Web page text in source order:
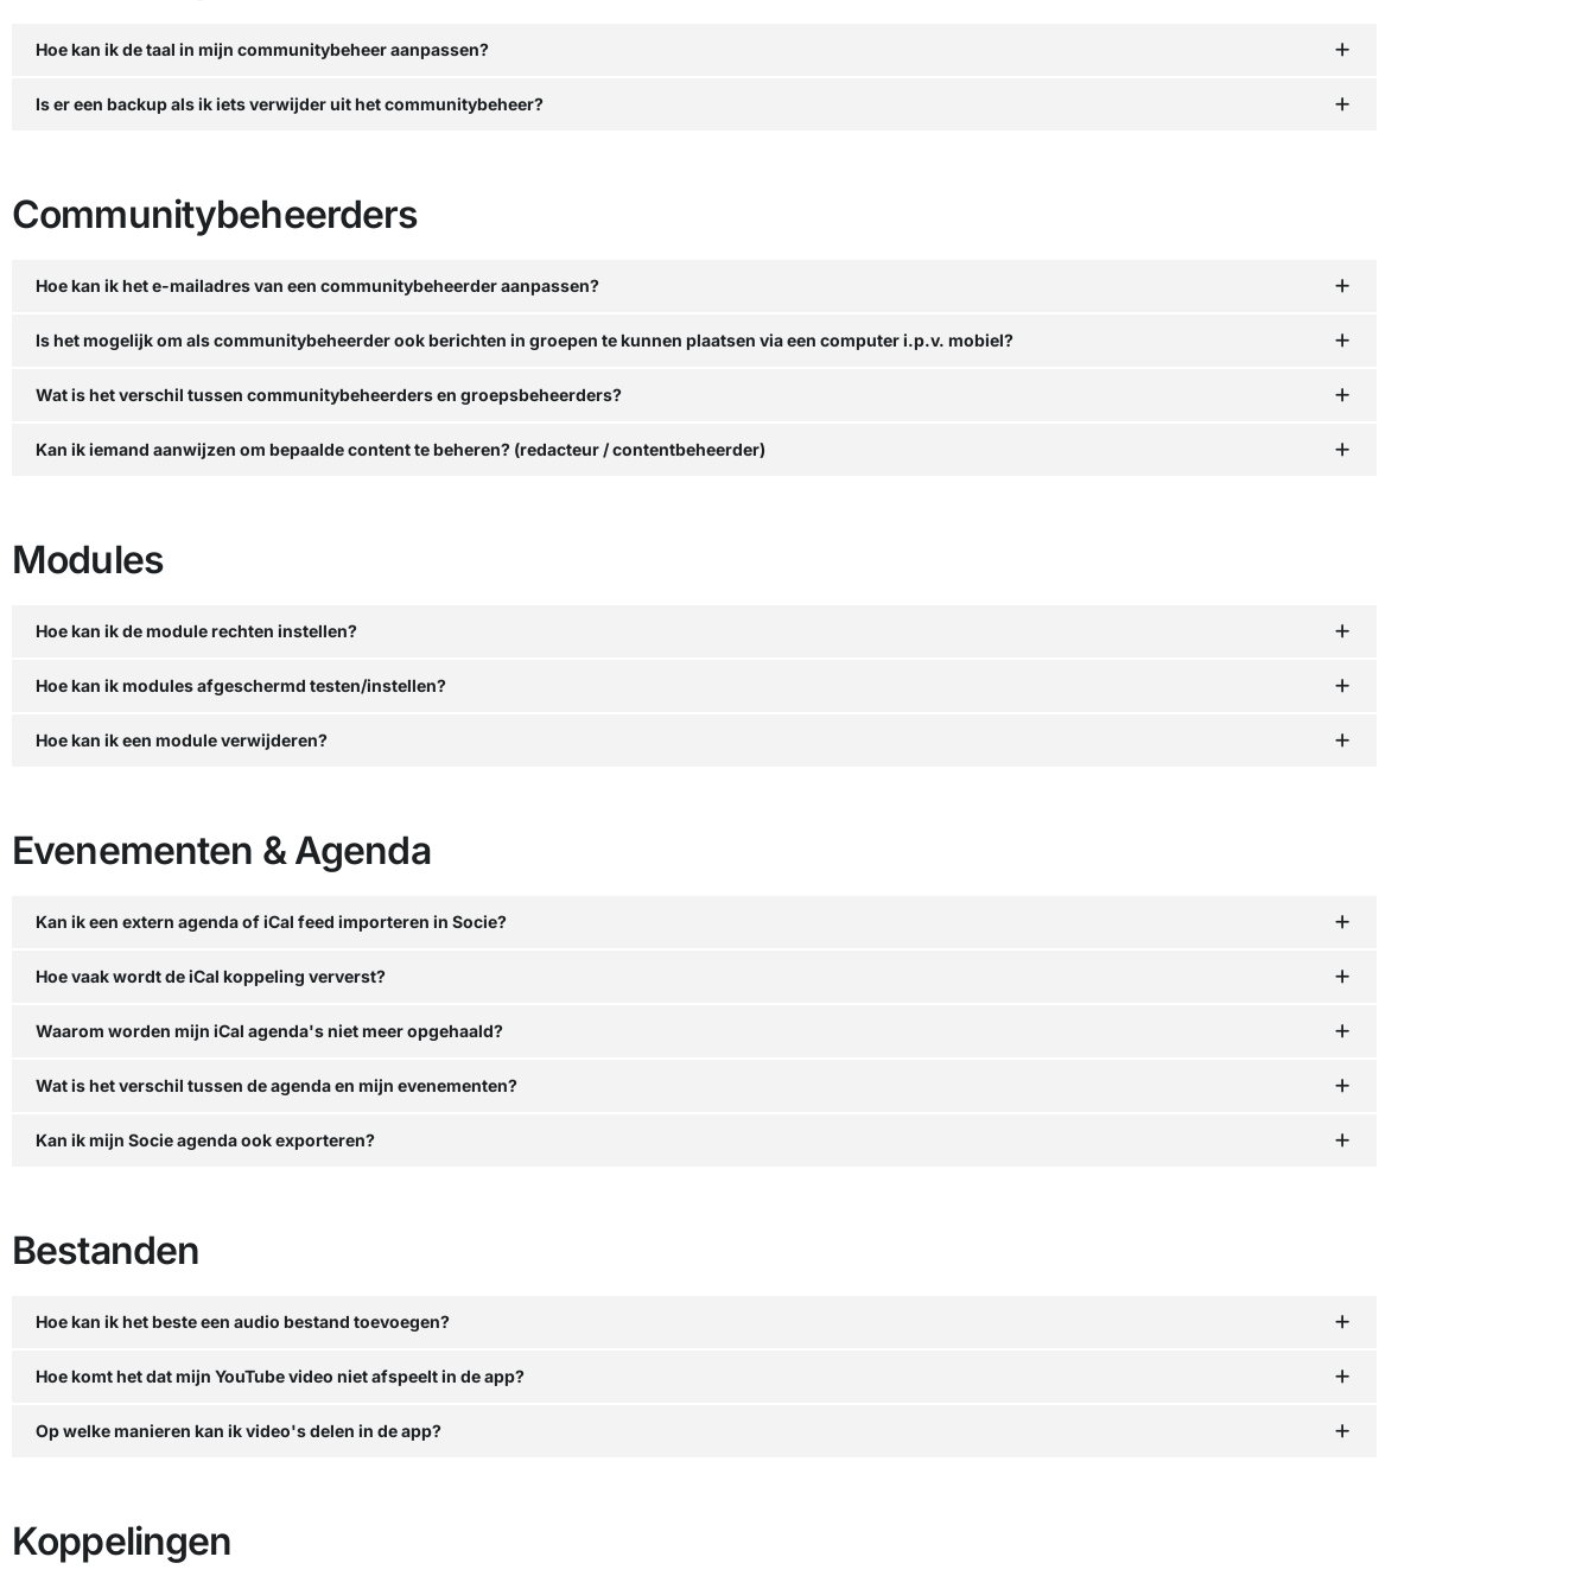
Hoe kan ik de taal in mijn communitybeheer aanpassen?
Is er een backup als ik iets verwijder uit het communitybeheer?
Communitybeheerders
Hoe kan ik het e-mailadres van een communitybeheerder aanpassen?
Is het mogelijk om als communitybeheerder ook berichten in groepen te kunnen plaatsen via een computer i.p.v. mobiel?
Wat is het verschil tussen communitybeheerders en groepsbeheerders?
Kan ik iemand aanwijzen om bepaalde content te beheren? (redacteur / contentbeheerder)
Modules
Hoe kan ik de module rechten instellen?
Hoe kan ik modules afgeschermd testen/instellen?
Hoe kan ik een module verwijderen?
Evenementen & Agenda
Kan ik een extern agenda of iCal feed importeren in Socie?
Hoe vaak wordt de iCal koppeling ververst?
Waarom worden mijn iCal agenda's niet meer opgehaald?
Wat is het verschil tussen de agenda en mijn evenementen?
Kan ik mijn Socie agenda ook exporteren?
Bestanden
Hoe kan ik het beste een audio bestand toevoegen?
Hoe komt het dat mijn YouTube video niet afspeelt in de app?
Op welke manieren kan ik video's delen in de app?
Koppelingen